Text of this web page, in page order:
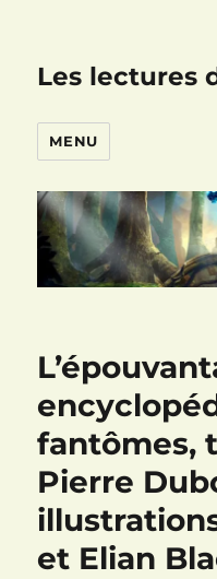
Les lectures
MENU
fantômes,
Pierre
et Elian